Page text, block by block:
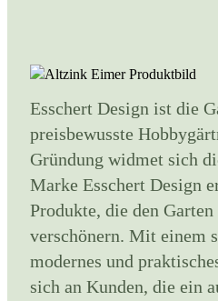
Esschert Design ist die
preisbewusste
Gründung widmet sich
Marke Esschert Design
Produkte, die den Garten
verschönern. Mit einem
modernes und
sich an Kunden, die ein